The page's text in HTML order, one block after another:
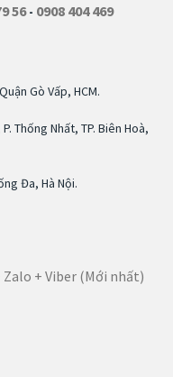
56- 0908 404 469
Gò Vấp, HCM.
Thống Nhất, TP. Biên Hoà,
Đa, Hà Nội.
Zalo + Viber (Mới nhất)